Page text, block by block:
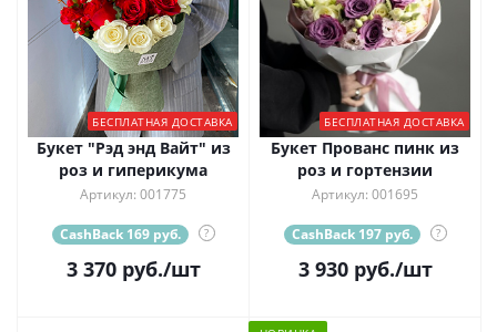
БЕСПЛАТНАЯ ДОСТАВКА
Букет "Рэд энд Вайт" из
роз и гиперикума
Артикул: 001775
CashBack 169 руб. ?
3 370руб./шт
БЕСПЛАТНАЯ ДОСТАВКА
Букет Прованс пинк из
роз и гортензии
Артикул: 001695
CashBack 197 руб. ?
3 930руб./шт